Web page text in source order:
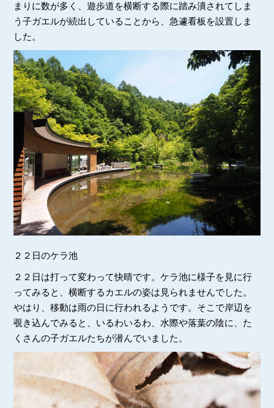
まりに数が多く、遊歩道を横断する際に踏み潰されてしま
う子ガエルが続出していることから、急遽看板を設置しま
した。
２２日のケラ池
２２日は打って変わって快晴です。ケラ池に様子を見に行
ってみると、横断するカエルの姿は見られませんでした。
やはり、移動は雨の日に行われるようです。そこで岸辺を
覗き込んでみると、いるわいるわ、水際や落葉の陰に、た
くさんの子ガエルたちが潜んでいました。